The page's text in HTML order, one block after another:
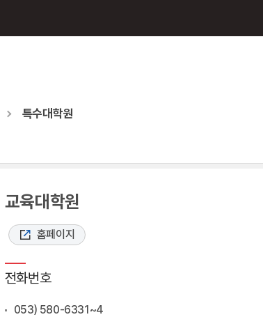
특수대학원
교육대학원
홈페이지
전화번호
053) 580-6331~4